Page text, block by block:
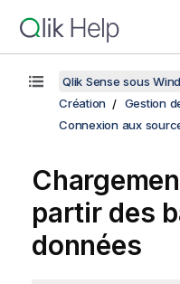
Qlik Sense sous
Création
Gestion
Connexion aux
partir des
données